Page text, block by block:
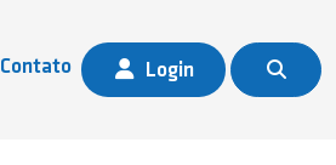
Contato Login